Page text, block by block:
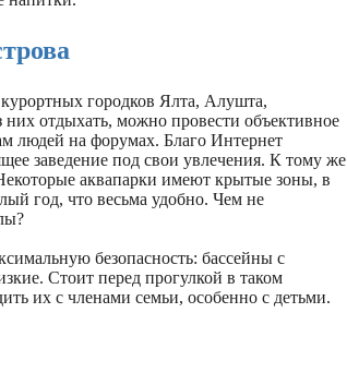
городков Ялта, Алушта,
отдыхать, можно провести объективное
людей на форумах. Благо Интернет
заведение под свои увлечения. К тому же
аквапарки имеют крытые зоны, в
год, что весьма удобно. Чем не
безопасность: бассейны с
Стоит перед прогулкой в таком
их с членами семьи, особенно с детьми.